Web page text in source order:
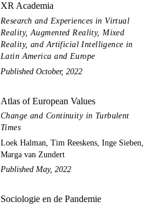
XR Academia
Research and Experiences in Virtual
Reality, Augmented Reality, Mixed
Reality, and Artificial Intelligence in
Latin America and Europe
Published October, 2022
Atlas of European Values
Change and Continuity in Turbulent
Times
Loek Halman, Tim Reeskens, Inge Sieben,
Marga van Zundert
Published May, 2022
Sociologie en de Pandemie